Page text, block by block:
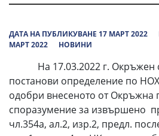
ДАТА НА ПУБЛИКУВАНЕ 17 МАРТ 2022
МАРТ 2022
НОВИНИ
На 17.03.2022 г. Окръжен
постанови определение по
одобри внесеното от Окръжна
споразумение за извършено
чл.354а, ал.2, изр.2, предл.